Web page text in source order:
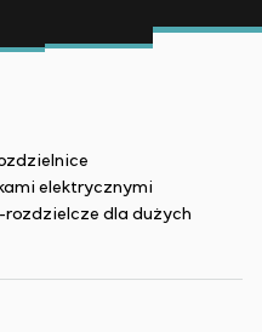
rozdzielczych o
eksploatacji
obiektów
sterowania z
elektrycznymi
dla dużych